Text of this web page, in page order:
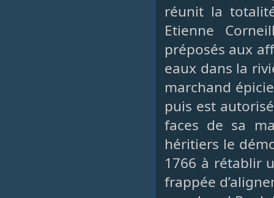
réunit la
Etienne
préposés aux
eaux dans la
marchand
puis est
faces de sa
héritiers le
1766 à rétablir
frappée